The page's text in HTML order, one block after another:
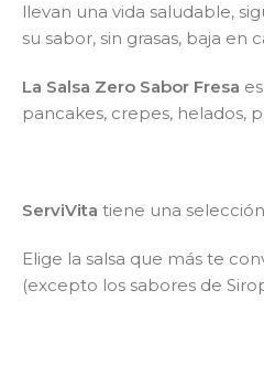
llevan una vida saludable,
su sabor, sin grasas, baja en
La Salsa Zero Sabor Fresa
pancakes, crepes, helados,
ServiVita tiene una
Elige la salsa que más te
(excepto los sabores de